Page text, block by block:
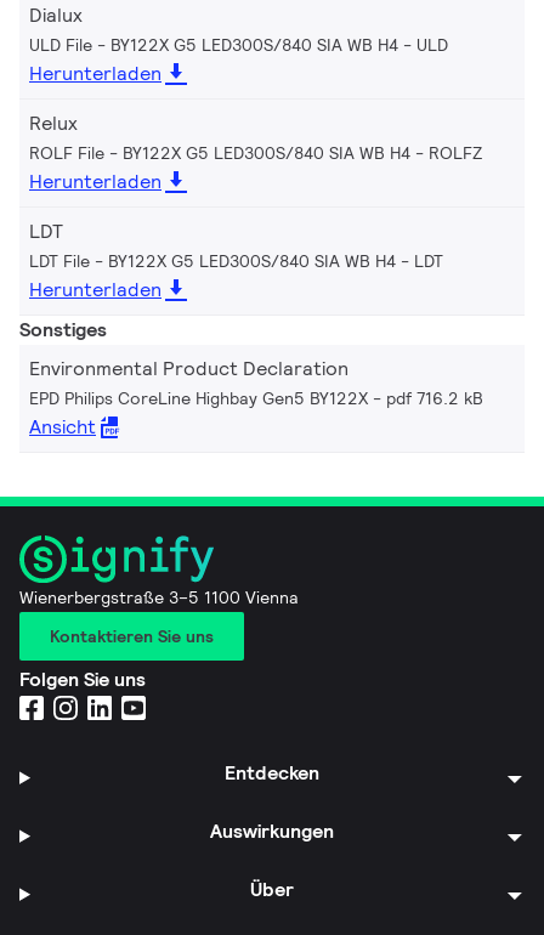
Dialux
ULD File - BY122X G5 LED300S/840 SIA WB H4 ULD
Herunterladen
Relux
ROLF File - BY122X G5 LED300S/840 SIA WB H4 ROLFZ
Herunterladen
LDT
LDT File - BY122X G5 LED300S/840 SIA WB H4 LDT
Herunterladen
Sonstiges
Environmental Product Declaration
EPD Philips CoreLine Highbay Gen5 BY122X pdf 716.2 kB
Ansicht
Wienerbergstraße 3–5 1100 Vienna
Kontaktieren Sie uns
Folgen Sie uns
Entdecken
Auswirkungen
Über